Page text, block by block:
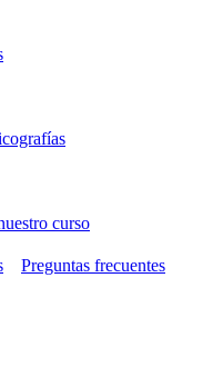
curso
Preguntas frecuentes